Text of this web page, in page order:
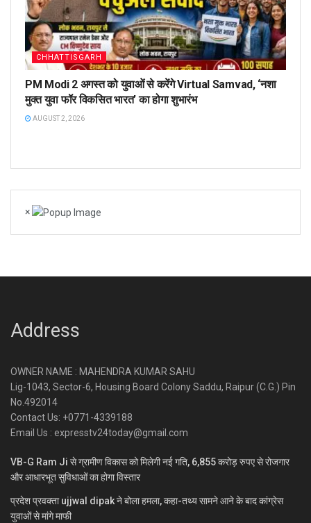
CHHATTISGARH
PM Modi 2 अगस्त को युवाओं से करेंगे Virtual Samvad, ‘नशा
मुक्त युवा फॉर विकसित भारत’ का होगा शुभारंभ
AUGUST 2, 2026
×
Address
OWNER NAME : MAHENDRA KUMAR SAHU
Lig-1043, Sector-6, Housing Board Colony Saddu, Raipur (C.G.) Pin
No.492014
Contact Us: +0771-4339188
Email Us : expresstv24today@gmail.com
VB-G Ram Ji से ग्रामीण विकास को मिलेगी नई गति, 6,855 करोड़ रुपए से रोजगार
और आधारभूत सुविधाओं का होगा विस्तार
प्रदेश प्रवक्ता ujjwal dipak ने बोला हमला, कहा-तथ्य सामने आने के बाद कांग्रेस
युवाओं से मांगे माफी